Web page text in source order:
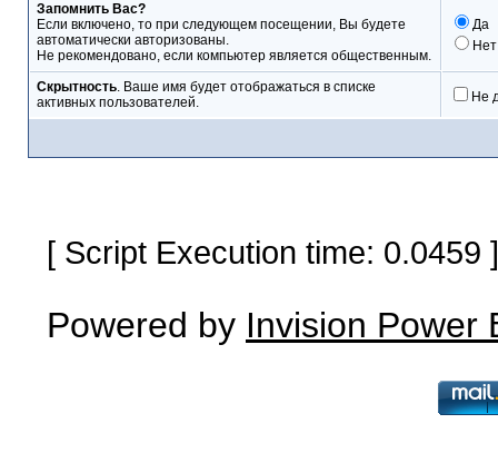
Запомнить Вас?
Если включено, то при следующем посещении, Вы будете
автоматически авторизованы.
Не рекомендовано, если компьютер является общественным.
Да
Нет
Скрытность. Ваше имя будет отображаться в списке
активных пользователей.
Не
[ Script Execution time:
Powered by Invision Power